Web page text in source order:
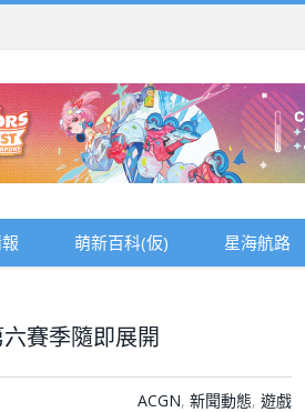
萌新百科(仮) 星海航路
賽季隨即展開
ACGN, 新聞動態, 遊戲